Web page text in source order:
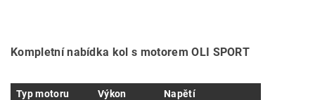
Kompletní nabídka kol s motorem OLI SPORT
Typ motoru Výkon
Napětí